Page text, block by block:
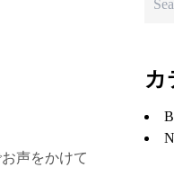
声をかけて
カ